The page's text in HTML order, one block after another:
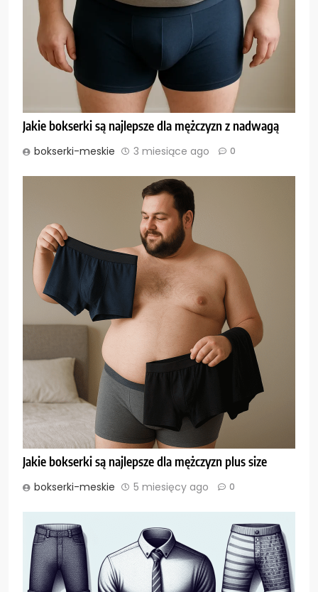
Jakie bokserki są najlepsze dla mężczyzn z nadwagą
bokserki-meskie 3 miesiące ago 0
Jakie bokserki są najlepsze dla mężczyzn plus size
bokserki-meskie 5 miesięcy ago 0